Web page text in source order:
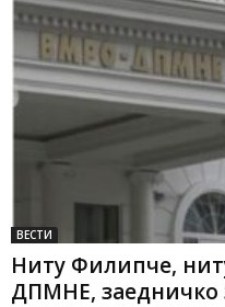
ВЕСТИ
Ниту Филипче,
ДПМНЕ, заедничко